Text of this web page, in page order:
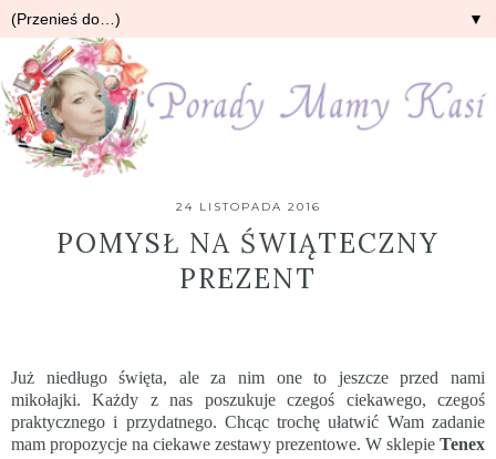
▼
24 LISTOPADA 2016
POMYSŁ NA ŚWIĄTECZNY
PREZENT
Już niedługo święta, ale za nim one to jeszcze przed nami
mikołajki. Każdy z nas poszukuje czegoś ciekawego, czegoś
praktycznego i przydatnego. Chcąc trochę ułatwić Wam zadanie
mam propozycje na ciekawe zestawy prezentowe. W sklepie Tenex